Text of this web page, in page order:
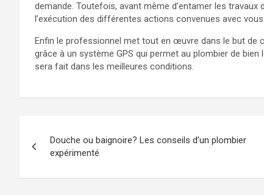
demande. Toutefois, avant même d’entamer les
l’exécution des différentes actions convenues avec vous.
Enfin le professionnel met tout en œuvre dans le but de
grâce à un système GPS qui permet au plombier de
sera fait dans les meilleures conditions.
de
l’article
Douche ou baignoire? Les conseils d’un plombier
expérimenté